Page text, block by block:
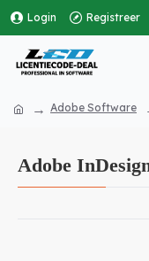
Login Registreer
Adobe Software
Adobe